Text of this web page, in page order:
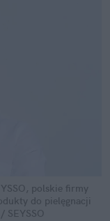
polskie firmy
do pielęgnacji
SEYSSO